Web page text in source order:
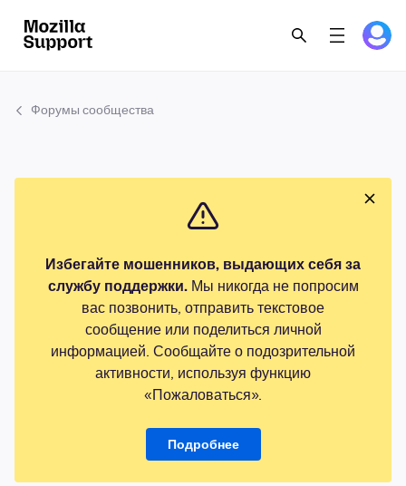
Форумы сообщества
Избегайте мошенников, выдающих себя за
службу поддержки.Мы никогда не попросим
вас позвонить, отправить текстовое
сообщение или поделиться личной
информацией. Сообщайте о подозрительной
активности, используя функцию
«Пожаловаться».
Подробнее